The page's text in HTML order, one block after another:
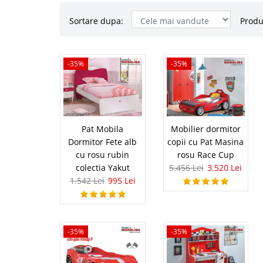
Sortare dupa:
-35%
Pat
rubin
Componente Mobilier
Preturi Speciale –
DOAR ANUMITE
fete am introdus un
-35%
Mobilier
rosu Race
Set mobila dormitor
colectie Race Cup
proiectat pt. a le
-35%
Pat Mobila
Dormitor Fete alb
cu rosu rubin
colectia Yakut
1.542 Lei 995 Lei
-35%
Mobilier dormitor
copii cu Pat Masina
rosu Race Cup
5.456 Lei 3.520 Lei
-35% -35%